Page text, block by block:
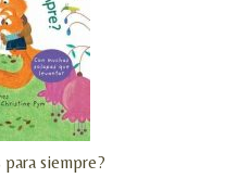
siempre?